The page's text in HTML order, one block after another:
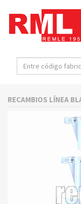
RECAMBIOS LÍNEA